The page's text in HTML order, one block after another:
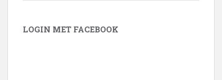
LOGIN MET FACEBOOK